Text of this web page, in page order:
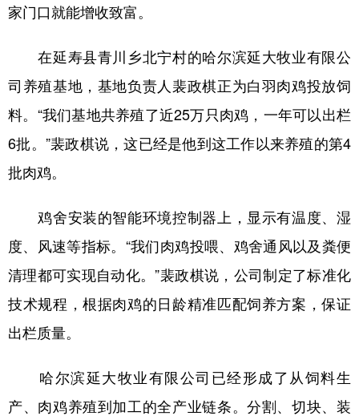
四川 贵州
新疆 内蒙古 黑龙江
多语种频道
English
Русский язык 日本語 한국어
Deutsch Português
家门口就能增收致富。
在延寿县青川乡北宁村的哈尔滨延大牧业有限公
司养殖基地，基地负责人裴政棋正为白羽肉鸡投放饲
料。“我们基地共养殖了近25万只肉鸡，一年可以出栏
6批。”裴政棋说，这已经是他到这工作以来养殖的第4
批肉鸡。
鸡舍安装的智能环境控制器上，显示有温度、湿
度、风速等指标。“我们肉鸡投喂、鸡舍通风以及粪便
清理都可实现自动化。”裴政棋说，公司制定了标准化
技术规程，根据肉鸡的日龄精准匹配饲养方案，保证
出栏质量。
哈尔滨延大牧业有限公司已经形成了从饲料生
产、肉鸡养殖到加工的全产业链条。分割、切块、装